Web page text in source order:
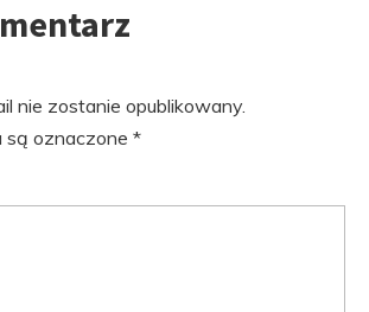
nie zostanie opublikowany.
są oznaczone *